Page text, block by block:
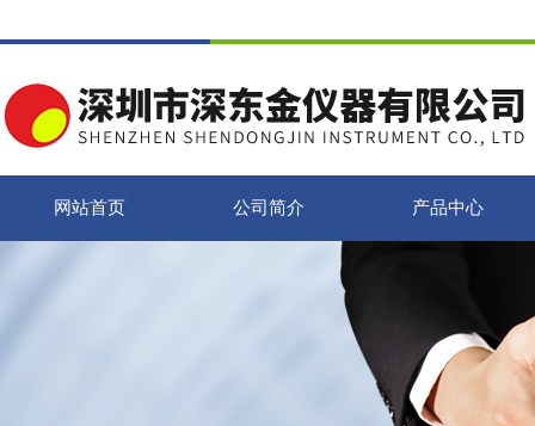
网站首页 公司简介 产品中心